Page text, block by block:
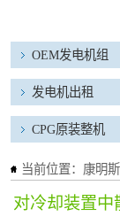
当前位置： 康明斯
对冷却装置中
OEM发电机组
发电机出租
CPG原装整机
维护保养耗材
CPG原装整机